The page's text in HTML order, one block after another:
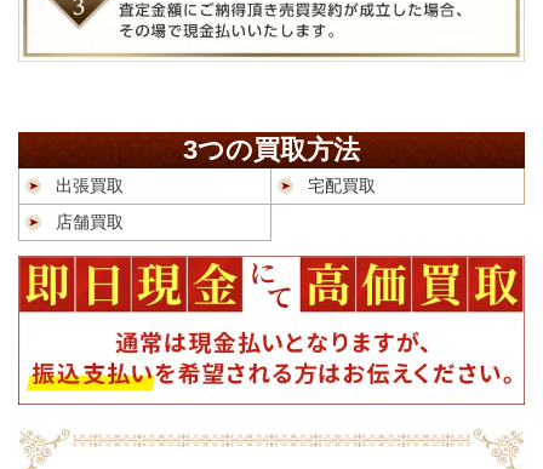
3つの買取方法
出張買取
宅配買取
店舗買取